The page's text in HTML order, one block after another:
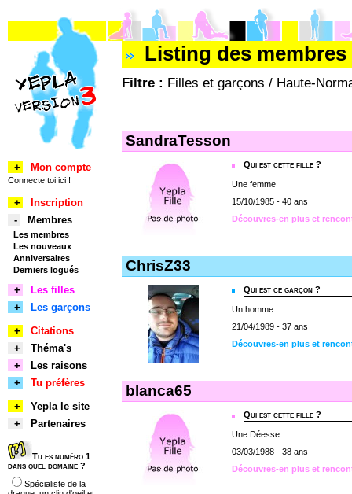
Listing des
Filtre : Filles et garçons / Haute-
SandraTesson
Qui est cette fille ?
Une femme
15/10/1985 - 40 ans
Découvres-en plus et
ChrisZ33
Qui est ce garçon ?
Un homme
21/04/1989 - 37 ans
Découvres-en plus et
blanca65
Qui est cette fille ?
Une Déesse
03/03/1988 - 38 ans
Découvres-en plus et
+ Mon compte
Connecte toi ici !
+
Inscription
-
Membres
Les membres
Les nouveaux
Anniversaires
Derniers logués
+
Les filles
+
Les garçons
+
Citations
+
Théma's
+
Les raisons
+
Tu préfères
+
Yepla le site
+
Partenaires
Tu es numéro 1
dans quel domaine ?
Spécialiste de la